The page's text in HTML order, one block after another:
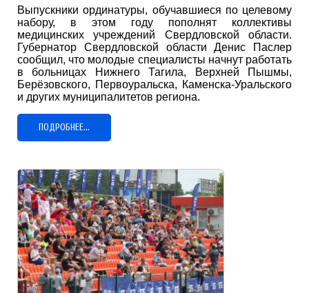
Выпускники ординатуры, обучавшиеся по целевому
набору, в этом году пополнят коллективы
медицинских учреждений Свердловской области.
Губернатор Свердловской области Денис Паслер
сообщил, что молодые специалисты начнут работать
в больницах Нижнего Тагила, Верхней Пышмы,
Берёзовского, Первоуральска, Каменска-Уральского
и других муниципалитетов региона.
ПОДРОБНЕЕ...